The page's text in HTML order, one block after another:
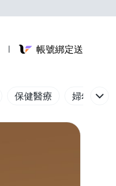
帳號綁定送
保健醫療 婦幼玩具